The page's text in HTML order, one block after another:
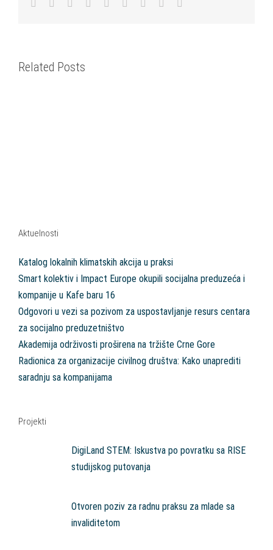
Related Posts
Aktuelnosti
Katalog lokalnih klimatskih akcija u praksi
Smart kolektiv i Impact Europe okupili socijalna preduzeća i
kompanije u Kafe baru 16
Odgovori u vezi sa pozivom za uspostavljanje resurs centara
za socijalno preduzetništvo
Akademija održivosti proširena na tržište Crne Gore
Radionica za organizacije civilnog društva: Kako unaprediti
saradnju sa kompanijama
Projekti
DigiLand STEM: Iskustva po povratku sa RISE
studijskog putovanja
Otvoren poziv za radnu praksu za mlade sa
invaliditetom